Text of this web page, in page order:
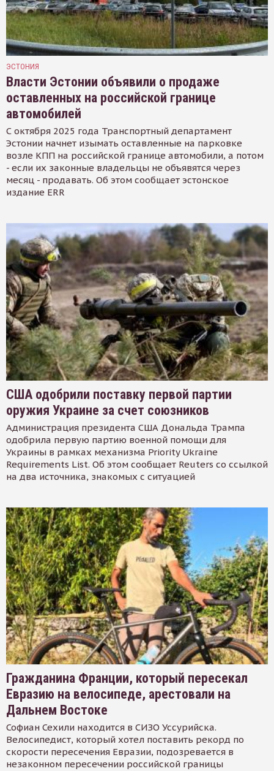
ЭСТОНИЯ
Власти Эстонии объявили о продаже
оставленных на российской границе
автомобилей
С октября 2025 года Транспортный департамент
Эстонии начнет изымать оставленные на парковке
возле КПП на российской границе автомобили, а потом
- если их законные владельцы не объявятся через
месяц - продавать. Об этом сообщает эстонское
издание ERR
США одобрили поставку первой партии
оружия Украине за счет союзников
Администрация президента США Дональда Трампа
одобрила первую партию военной помощи для
Украины в рамках механизма Priority Ukraine
Requirements List. Об этом сообщает Reuters со ссылкой
на два источника, знакомых с ситуацией
Гражданина Франции, который пересекал
Евразию на велосипеде, арестовали на
Дальнем Востоке
Софиан Сехили находится в СИЗО Уссурийска.
Велосипедист, который хотел поставить рекорд по
скорости пересечения Евразии, подозревается в
незаконном пересечении российской границы